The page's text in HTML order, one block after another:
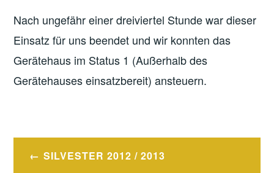
Nach ungefähr einer dreiviertel Stunde war dieser
Einsatz für uns beendet und wir konnten das
Gerätehaus im Status 1 (Außerhalb des
Gerätehauses einsatzbereit) ansteuern.
TECHNISCHE
Beitragsnavigation
SILVESTER 2012 / 2013